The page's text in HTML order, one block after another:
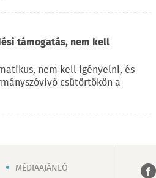
támogatás, nem kell
nem kell igényelni, és
csütörtökön a
MÉDIAAJÁNLÓ